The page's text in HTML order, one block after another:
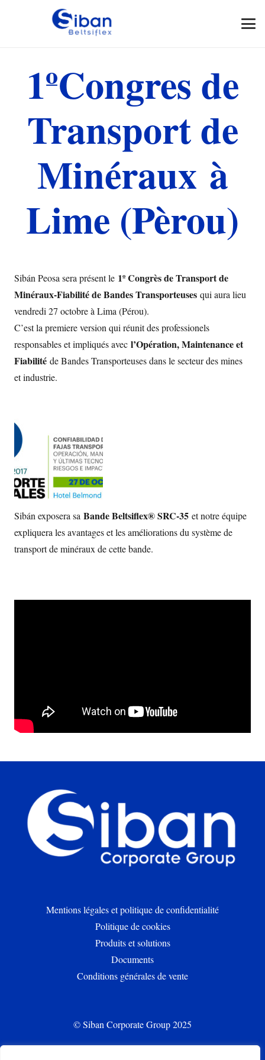
1ºCongres de
Transport de
Minéraux à
Lime (Pèrou)
Sibán Peosa sera présent le 1º Congrès de Transport de
Minéraux-Fiabilité de Bandes Transporteuses qui aura lieu
vendredi 27 octobre à Lima (Pérou).
C’est la premiere version qui réunit des professionels
responsables et impliqués avec l’Opération, Maintenance et
Fiabilité de Bandes Transporteuses dans le secteur des mines
et industrie.
Sibán exposera sa Bande Beltsiflex® SRC-35 et notre équipe
expliquera les avantages et les améliorations du système de
transport de minéraux de cette bande.
Mentions légales et politique de confidentialité
Politique de cookies
Produits et solutions
Documents
Conditions générales de vente
© Siban Corporate Group 2025